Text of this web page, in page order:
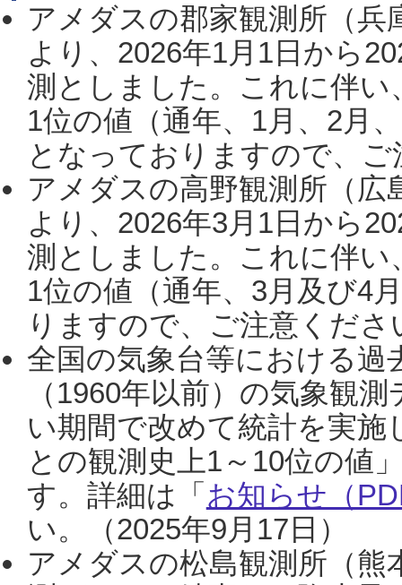
アメダスの郡家観測所（
より、2026年1月1日から
測としました。これに伴い
1位の値（通年、1月、2月
となっておりますので、
アメダスの高野観測所（
より、2026年3月1日から
測としました。これに伴い
1位の値（通年、3月及び4
りますので、ご注意くだ
全国の気象台等における過
（1960年以前）の気象観
い期間で改めて統計を実
との観測史上1～10位の値
す。詳細は「 お知らせ（
い。（2025年9月17日）
アメダスの松島観測所（熊